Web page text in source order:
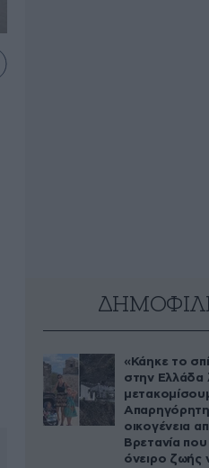
«Κάηκε το
στην Ελλάδα
οικογένεια
Βρετανία
όνειρο ζωής